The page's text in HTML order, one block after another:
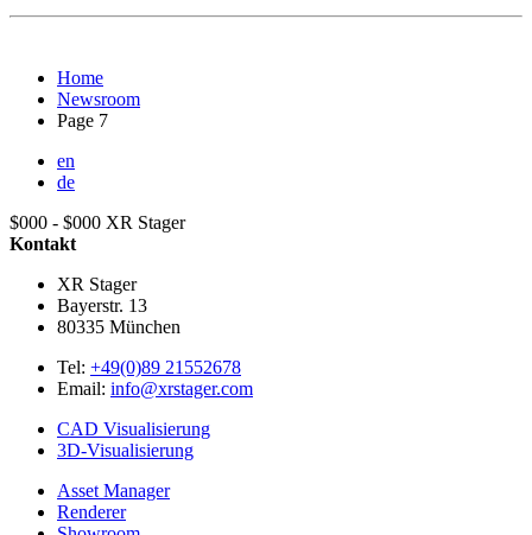
Home
Newsroom
Page 7
en
de
$000 - $000 XR Stager
Kontakt
XR Stager
Bayerstr. 13
80335 München
Tel: +49(0)89 21552678
Email: info@xrstager.com
CAD Visualisierung
3D-Visualisierung
Asset Manager
Renderer